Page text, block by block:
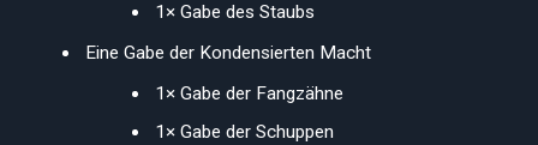
1× Gabe des Staubs
Eine Gabe der Kondensierten Macht
1× Gabe der Fangzähne
1× Gabe der Schuppen